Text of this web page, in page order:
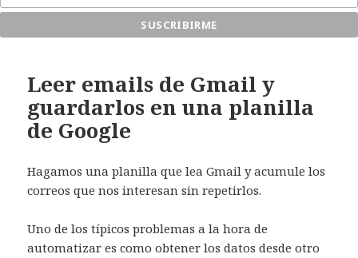
Leer emails de Gmail y
guardarlos en una planilla
de Google
Hagamos una planilla que lea Gmail y acumule los
correos que nos interesan sin repetirlos.
Uno de los típicos problemas a la hora de
automatizar es como obtener los datos desde otro